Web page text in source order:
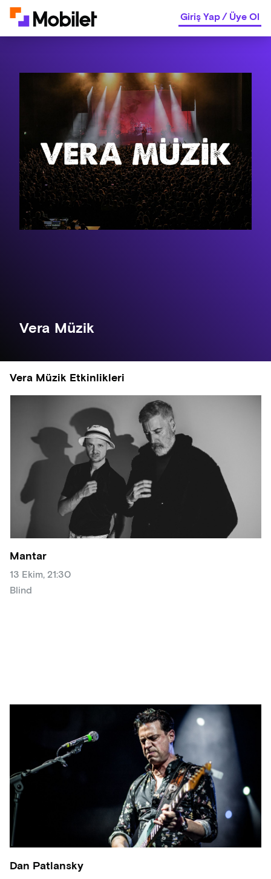
Giriş Yap/Üye Ol
Vera Müzik
Vera Müzik Etkinlikleri
Mantar
13 Ekim, 21:30
Blind
Dan Patlansky